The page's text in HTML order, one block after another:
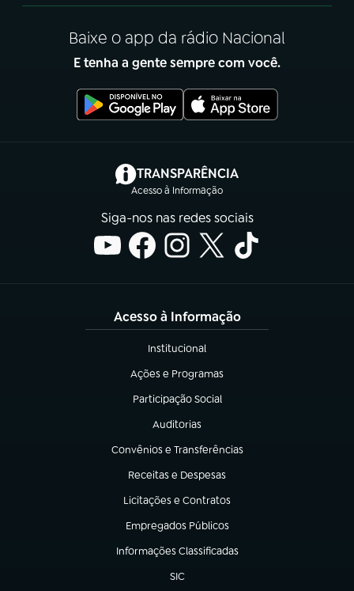
Baixe o app da rádio Nacional
E tenha a gente sempre com você.
TRANSPARÊNCIA
Acesso à Informação
(abre em nova aba)
Siga-nos nas redes sociais
Acesso à Informação
Institucional
(abre em nova aba)
Ações e Programas
(abre em nova aba)
Participação Social
(abre em nova aba)
Auditorias
(abre em nova aba)
Convênios e Transferências
(abre em nova aba)
Receitas e Despesas
(abre em nova aba)
Licitações e Contratos
(abre em nova aba)
Empregados Públicos
(abre em nova aba)
Informações Classificadas
(abre em nova aba)
SIC
(abre em nova aba)